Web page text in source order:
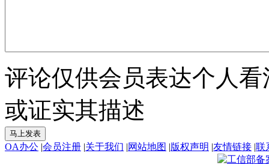
评论仅供会员表达个人
或证实其描述
OA办公 |会员注册 |关于我们 |网站地图 |版权声明 |友情链接 |联